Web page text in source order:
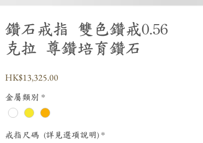
鑽石戒指 雙色鑽戒0.56
克拉 尊鑽培育鑽石
HK$13,325.00價
金屬類別 *
戒指尺碼 (詳見選項說明) *